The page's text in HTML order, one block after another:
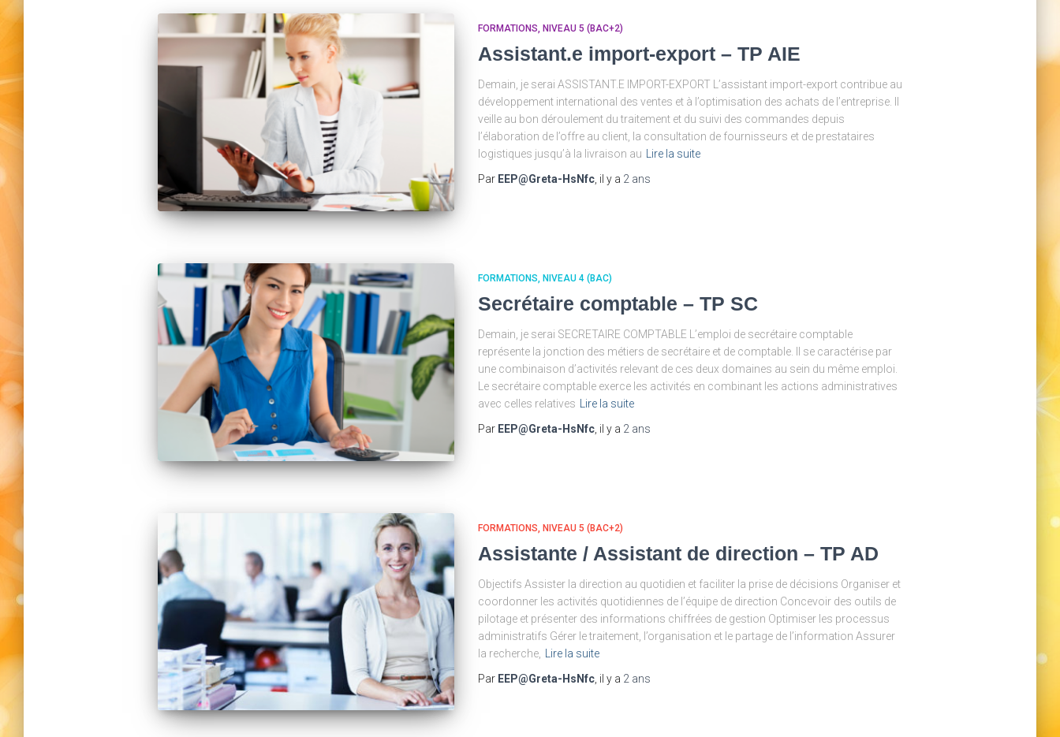
FORMATIONS NIVEAU 5 (BAC+2)
Assistant.e import-export – TP AIE
Demain, je serai ASSISTANT.E IMPORT-EXPORT L’assistant import-export contribue au
développement international des ventes et à l’optimisation des achats de l’entreprise. Il
veille au bon déroulement du traitement et du suivi des commandes depuis
l’élaboration de l’offre au client, la consultation de fournisseurs et de prestataires
logistiques jusqu’à la livraison au
Lire la suite
Par EEP@Greta-HsNfc, il y a 2 ans
FORMATIONS NIVEAU 4 (BAC)
Secrétaire comptable – TP SC
Demain, je serai SECRETAIRE COMPTABLE L’emploi de secrétaire comptable
représente la jonction des métiers de secrétaire et de comptable. Il se caractérise par
une combinaison d’activités relevant de ces deux domaines au sein du même emploi.
Le secrétaire comptable exerce les activités en combinant les actions administratives
avec celles relatives
Lire la suite
Par EEP@Greta-HsNfc, il y a 2 ans
FORMATIONS NIVEAU 5 (BAC+2)
Assistante / Assistant de direction – TP AD
Objectifs Assister la direction au quotidien et faciliter la prise de décisions Organiser et
coordonner les activités quotidiennes de l’équipe de direction Concevoir des outils de
pilotage et présenter des informations chiffrées de gestion Optimiser les processus
administratifs Gérer le traitement, l’organisation et le partage de l’information Assurer
la recherche,
Lire la suite
Par EEP@Greta-HsNfc, il y a 2 ans